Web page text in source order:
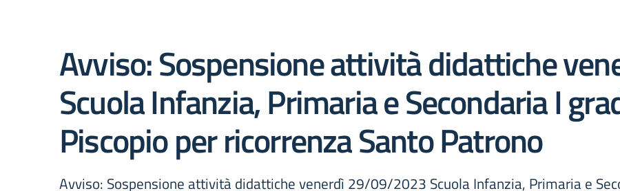
Avviso: Sospensione attività didattiche
Scuola Infanzia, Primaria e Secondaria I
Piscopio per ricorrenza Santo Patrono
Avviso: Sospensione attività didattiche venerdì 29/09/2023 Scuola Infanzia, Primaria e